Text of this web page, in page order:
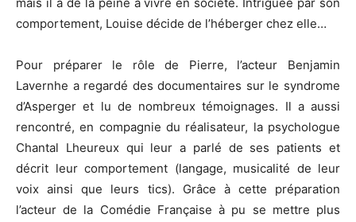
comportement, Louise décide de l’héberger chez elle…
Pour préparer le rôle de Pierre, l’acteur Benjamin
Lavernhe a regardé des documentaires sur le syndrome
d’Asperger et lu de nombreux témoignages. Il a aussi
rencontré, en compagnie du réalisateur, la psychologue
Chantal Lheureux qui leur a parlé de ses patients et
décrit leur comportement (langage, musicalité de leur
voix ainsi que leurs tics). Grâce à cette préparation
l’acteur de la Comédie Française à pu se mettre plus